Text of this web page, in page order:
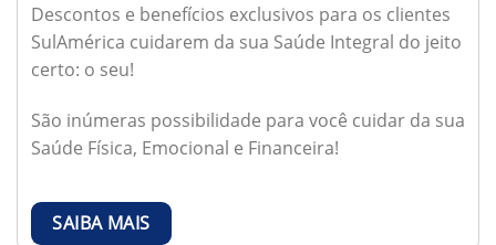
Descontos e benefícios exclusivos para os clientes
SulAmérica cuidarem da sua Saúde Integral do jeito
certo: o seu!
São inúmeras possibilidade para você cuidar da sua
Saúde Física, Emocional e Financeira!
SAIBA MAIS